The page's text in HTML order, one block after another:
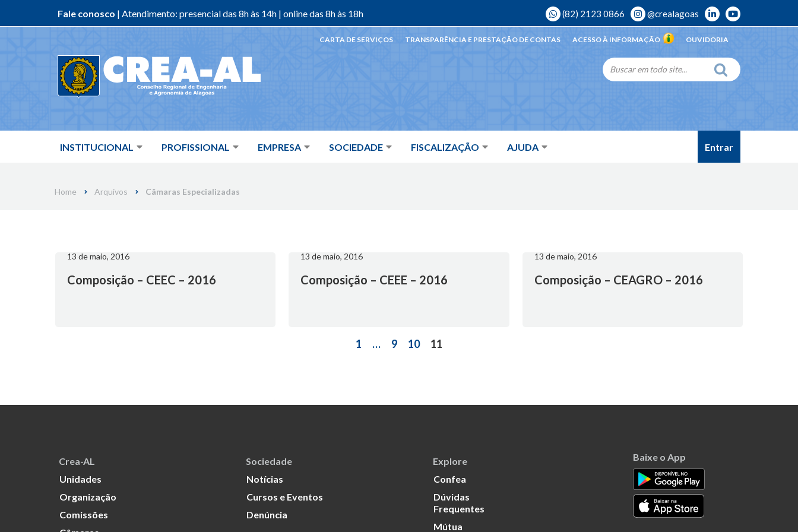
Fale conosco | Atendimento: presencial das 8h às 14h | online das 8h às 18h (82) 2123 0866 @crealagoas
INSTITUCIONAL PROFISSIONAL EMPRESA SOCIEDADE FISCALIZAÇÃO AJUDA
OUVIDORIA
ACESSO À INFORMAÇÃO
TRANSPARÊNCIA E PRESTAÇÃO DE CONTAS
CARTA DE SERVIÇOS
Entrar
Home Arquivos Câmaras Especializadas
13 de maio, 2016
Composição – CEEC – 2016
13 de maio, 2016
Composição – CEEE – 2016
13 de maio, 2016
Composição – CEAGRO – 2016
1 … 9 10 11
Crea-AL
Unidades
Organização
Comissões
Sociedade
Notícias
Cursos e Eventos
Denúncia
Explore
Confea
Dúvidas
Frequentes
Mútua
Baixe o App